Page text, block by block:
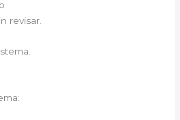
revisar.